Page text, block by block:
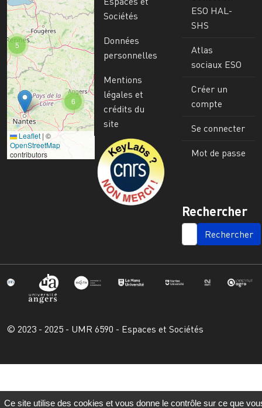
6
5
Leaflet | ©
OpenStreetMap
contributors
Sociétés
Données
personnelles
Mentions
légales et
crédits du
site
Image
ESO HAL-
SHS
Atlas
sociaux ESO
Créer un
compte
Se connecter
Mot de passe
Rechercher
SEARCH
© 2023 - 2025 - UMR 6590 - Espaces et Sociétés
Ce site utilise des cookies et vous donne le contrôle sur ce que